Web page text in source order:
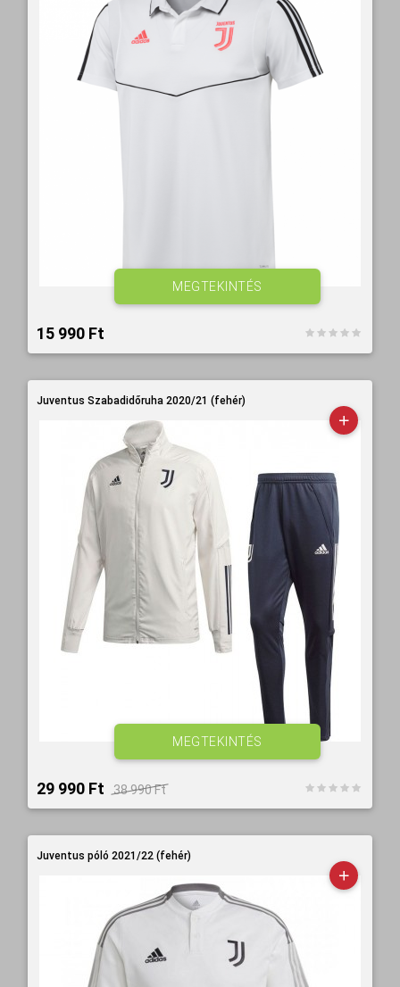
15 990 Ft‎
MEGTEKINTÉS
Juventus Szabadidőruha 2020/21 (fehér)
29 990 Ft‎ 38 990 Ft‎
MEGTEKINTÉS
Juventus póló 2021/22 (fehér)